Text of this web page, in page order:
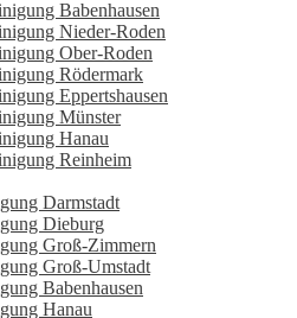
Babenhausen
Nieder-Roden
Ober-Roden
Rödermark
Eppertshausen
Münster
Hanau
Reinheim
Darmstadt
Dieburg
Groß-Zimmern
Groß-Umstadt
Babenhausen
Hanau